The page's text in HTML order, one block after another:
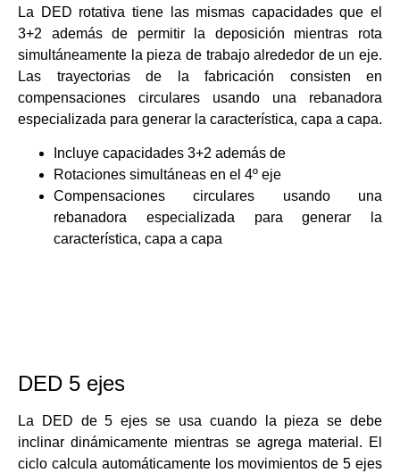
La DED rotativa tiene las mismas capacidades que el
3+2 además de permitir la deposición mientras rota
simultáneamente la pieza de trabajo alrededor de un eje.
Las trayectorias de la fabricación consisten en
compensaciones circulares usando una rebanadora
especializada para generar la característica, capa a capa.
Incluye capacidades 3+2 además de
Rotaciones simultáneas en el 4º eje
Compensaciones circulares usando una
rebanadora especializada para generar la
característica, capa a capa
DED 5 ejes
La DED de 5 ejes se usa cuando la pieza se debe
inclinar dinámicamente mientras se agrega material. El
ciclo calcula automáticamente los movimientos de 5 ejes